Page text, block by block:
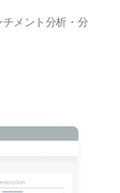
メント分析・分